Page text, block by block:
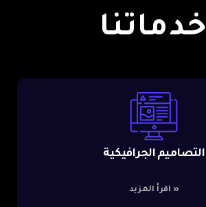
خدماتنا
التصاميم الجرافيكية
اقرأ المزيد »